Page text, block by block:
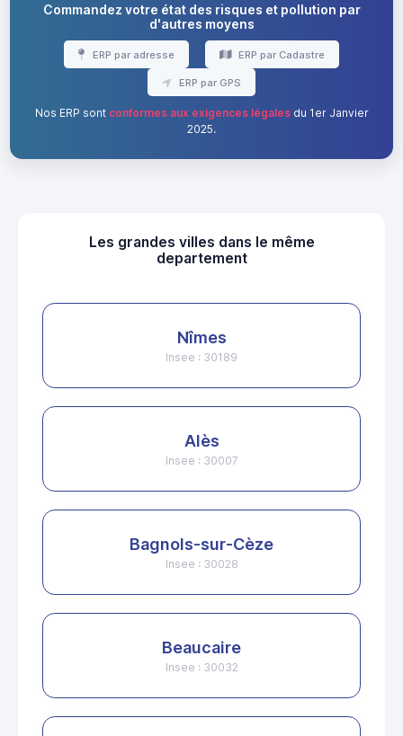
Commandez votre état des risques et pollution par
d'autres moyens
ERP par adresse ERP par Cadastre
ERP par GPS
Nos ERP sont conformes aux exigences légalesdu 1er Janvier
2025.
Les grandes villes dans le même
departement
Nîmes
Insee : 30189
Alès
Insee : 30007
Bagnols-sur-Cèze
Insee : 30028
Beaucaire
Insee : 30032